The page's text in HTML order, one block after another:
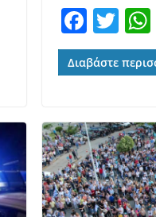
F
a
c
b
o
o
k
T
w
itt
Διαβάστε